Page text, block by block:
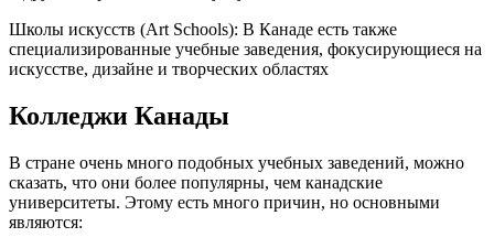
Школы искусств (Art Schools): В Канаде есть также
специализированные учебные заведения, фокусирующиеся на
искусстве, дизайне и творческих областях
Колледжи Канады
В стране очень много подобных учебных заведений, можно
сказать, что они более популярны, чем канадские
университеты. Этому есть много причин, но основными
являются: